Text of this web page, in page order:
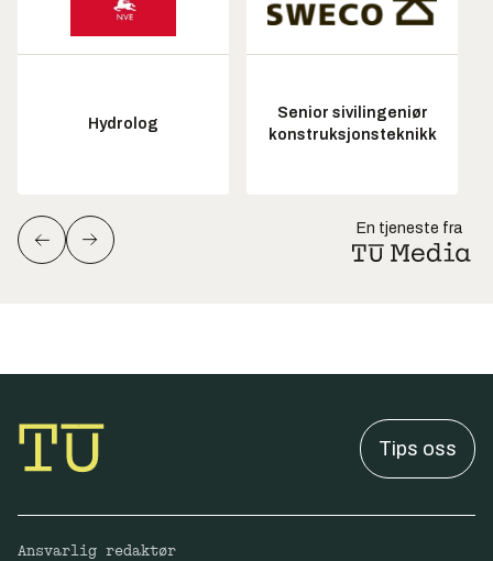
Hydrolog
Senior sivilingeniør
konstruksjonsteknikk
En tjeneste fra
Tips oss
Ansvarlig redaktør